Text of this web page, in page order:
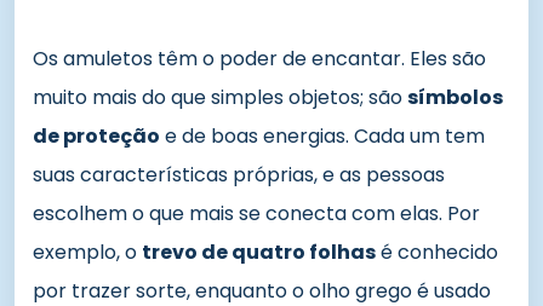
Os amuletos têm o poder de encantar. Eles são
muito mais do que simples objetos; sãosímbolos
de proteção e de boas energias. Cada um tem
suas características próprias, e as pessoas
escolhem o que mais se conecta com elas. Por
exemplo, o trevo de quatro folhasé conhecido
por trazer sorte, enquanto o olho grego é usado